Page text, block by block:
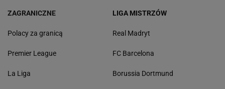
ZAGRANICZNE
Polacy za granicą
Premier League
La Liga
LIGA MISTRZÓW
Real Madryt
FC Barcelona
Borussia Dortmund